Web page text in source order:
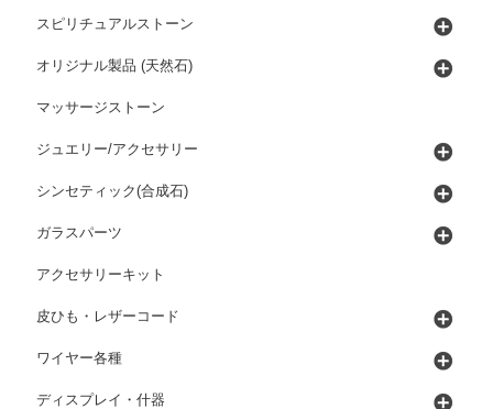
スピリチュアルストーン
オリジナル製品 (天然石)
マッサージストーン
ジュエリー/アクセサリー
シンセティック(合成石)
ガラスパーツ
アクセサリーキット
皮ひも・レザーコード
ワイヤー各種
ディスプレイ・什器